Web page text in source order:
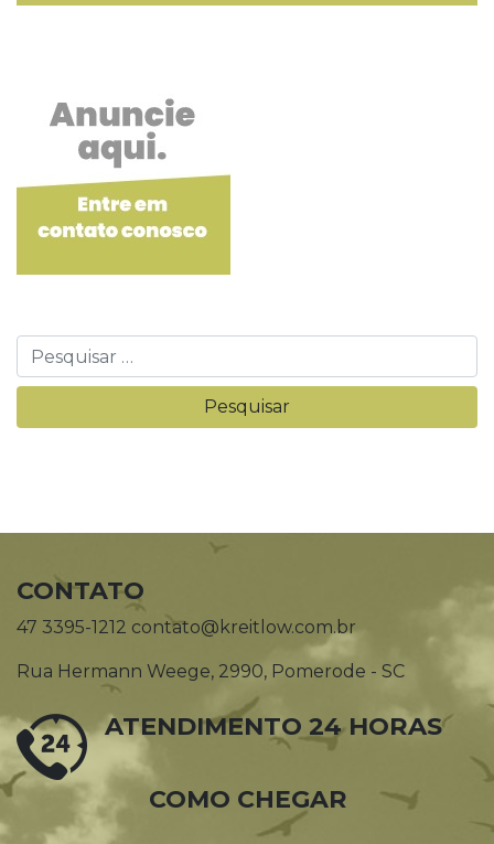
CONTATO
47 3395-1212 contato@kreitlow.com.br
Rua Hermann Weege, 2990, Pomerode - SC
ATENDIMENTO 24 HORAS
COMO CHEGAR